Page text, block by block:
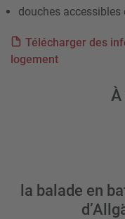
douches
Télécharger des
logement
la balade en